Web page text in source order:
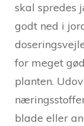
skal spredes
godt ned i
for meget
planten.
blade eller